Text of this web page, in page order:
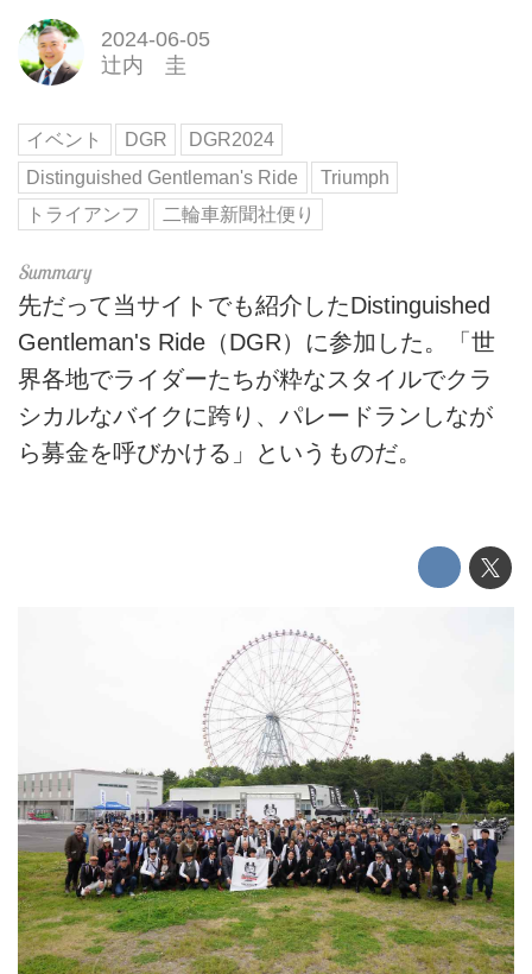
2024-06-05
辻内 圭
イベント DGR
DGR2024
Distinguished Gentleman's Ride
Triumph
トライアンフ
二輪車新聞社便り
先だって当サイトでも紹介したDistinguished
Gentleman's Ride（DGR）に参加した。「世
界各地でライダーたちが粋なスタイルでクラ
シカルなバイクに跨り、パレードランしなが
ら募金を呼びかける」というものだ。